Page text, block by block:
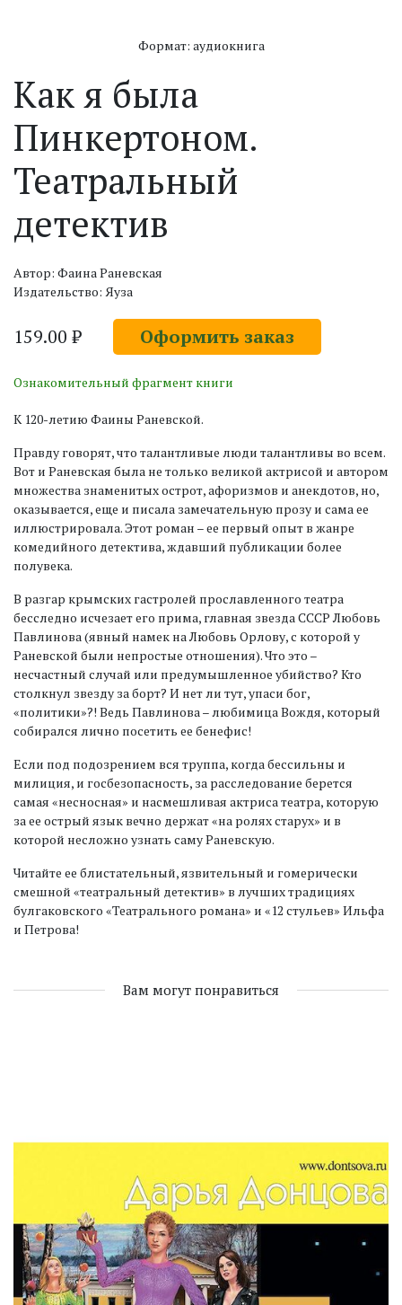
Формат: аудиокнига
Как я была
Пинкертоном.
Театральный
детектив
Автор: Фаина Раневская
Издательство: Яуза
159.00 ₽ Оформить заказ
Ознакомительный фрагмент книги
К 120-летию Фаины Раневской.
Правду говорят, что талантливые люди талантливы во всем.
Вот и Раневская была не только великой актрисой и автором
множества знаменитых острот, афоризмов и анекдотов, но,
оказывается, еще и писала замечательную прозу и сама ее
иллюстрировала. Этот роман – ее первый опыт в жанре
комедийного детектива, ждавший публикации более
полувека.
В разгар крымских гастролей прославленного театра
бесследно исчезает его прима, главная звезда СССР Любовь
Павлинова (явный намек на Любовь Орлову, с которой у
Раневской были непростые отношения). Что это –
несчастный случай или предумышленное убийство? Кто
столкнул звезду за борт? И нет ли тут, упаси бог,
«политики»?! Ведь Павлинова – любимица Вождя, который
собирался лично посетить ее бенефис!
Если под подозрением вся труппа, когда бессильны и
милиция, и госбезопасность, за расследование берется
самая «несносная» и насмешливая актриса театра, которую
за ее острый язык вечно держат «на ролях старух» и в
которой несложно узнать саму Раневскую.
Читайте ее блистательный, язвительный и гомерически
смешной «театральный детектив» в лучших традициях
булгаковского «Театрального романа» и «12 стульев» Ильфа
и Петрова!
Вам могут понравиться